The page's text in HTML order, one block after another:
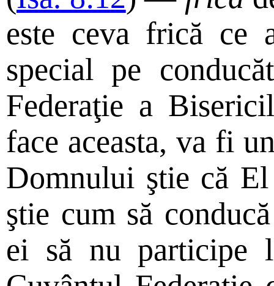
este ceva frică ce
special pe
Federaţie a
face aceasta, va fi
Domnului ştie că
ştie cum să
ei să nu participe